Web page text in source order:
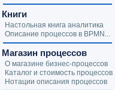
Книги
Настольная книга аналитика
Описание процессов в BPMN...
Магазин процессов
О магазине бизнес-процессов
Каталог и стоимость процессов
Нотации описания процессов